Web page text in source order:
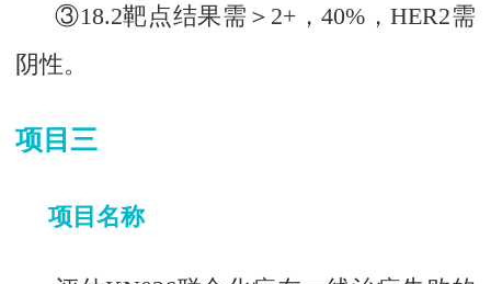
③18.2靶点结果需＞2+，40%，HER2需
阴性。
项目三
项目名称